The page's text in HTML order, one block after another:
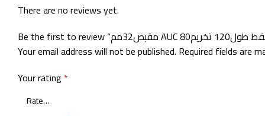
There are no reviews yet.
Your email address will not be published. Required fields are
Your rating *